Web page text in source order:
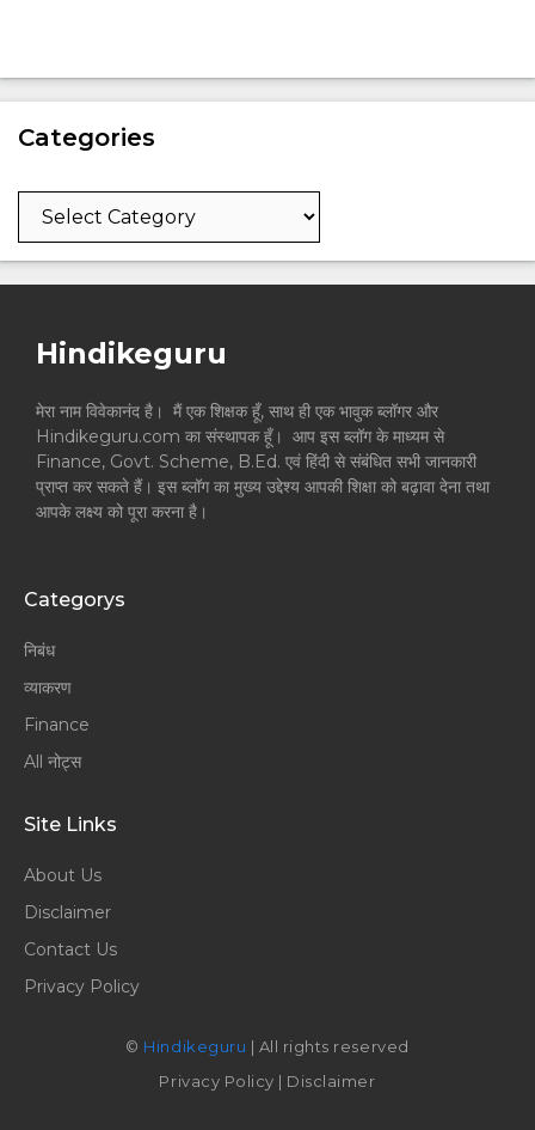
Categories
Categories
Hindikeguru
मेरा नाम विवेकानंद है। मैं एक शिक्षक हूँ, साथ ही एक भावुक ब्लॉगर और
Hindikeguru.com का संस्थापक हूँ। आप इस ब्लॉग के माध्यम से
Finance, Govt. Scheme, B.Ed. एवं हिंदी से संबंधित सभी जानकारी
प्राप्त कर सकते हैं। इस ब्लॉग का मुख्य उद्देश्य आपकी शिक्षा को बढ़ावा देना तथा
आपके लक्ष्य को पूरा करना है।
Categorys
निबंध
व्याकरण
Finance
All नोट्स
Site Links
About Us
Disclaimer
Contact Us
Privacy Policy
© Hindikeguru | All rights reserved
Privacy Policy | Disclaimer